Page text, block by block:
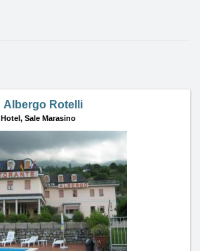
Albergo Rotelli
Hotel, Sale Marasino